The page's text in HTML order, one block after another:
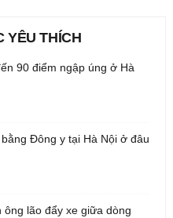
YÊU THÍCH
90 điểm ngập úng ở Hà
Đông y tại Hà Nội ở đâu
ông lão đẩy xe giữa dòng